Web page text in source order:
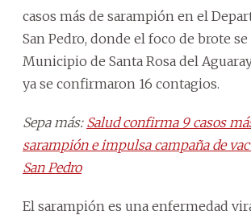
casos más de sarampión en el
San Pedro, donde el foco de brote
Municipio de Santa Rosa del
ya se confirmaron 16 contagios.
Sepa más: Salud confirma 9 casos
sarampión e impulsa campaña de
San Pedro
El sarampión es una enfermedad